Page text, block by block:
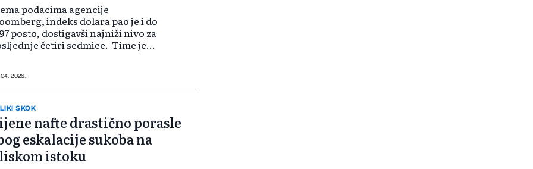
podacima agencije
indeks dolara pao je i do
posto, dostigavši najniži nivo za
četiri sedmice. Time je
sukoba krajem februara...
2026.
SKOK
nafte drastično porasle
eskalacije sukoba na
istoku